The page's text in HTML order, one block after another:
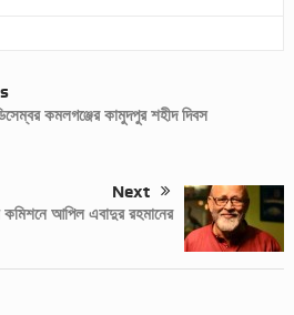
কমলগঞ্জের কামুদপুর শহীদ দিবস
Next
কমিশনে আপিল এবাদুর রহমানের